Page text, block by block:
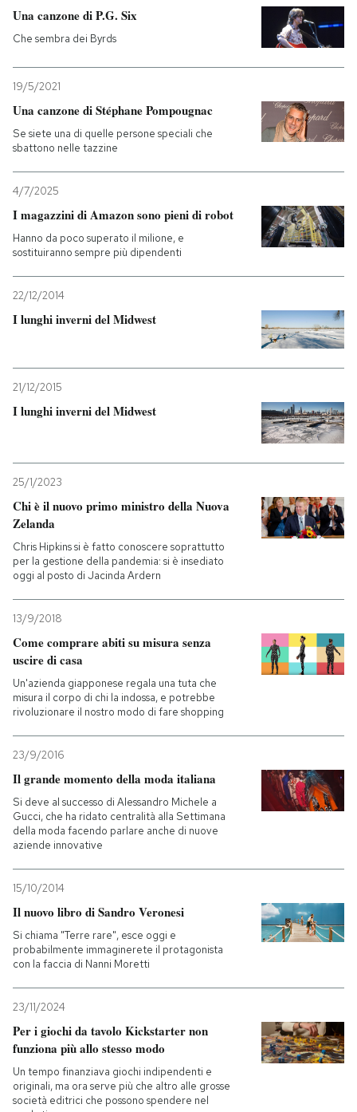
Una canzone di P.G. Six
Che sembra dei Byrds
19/5/2021
Una canzone di Stéphane Pompougnac
Se siete una di quelle persone speciali che
sbattono nelle tazzine
4/7/2025
I magazzini di Amazon sono pieni di robot
Hanno da poco superato il milione, e
sostituiranno sempre più dipendenti
22/12/2014
I lunghi inverni del Midwest
21/12/2015
I lunghi inverni del Midwest
25/1/2023
Chi è il nuovo primo ministro della Nuova
Zelanda
Chris Hipkins si è fatto conoscere soprattutto
per la gestione della pandemia: si è insediato
oggi al posto di Jacinda Ardern
13/9/2018
Come comprare abiti su misura senza
uscire di casa
Un'azienda giapponese regala una tuta che
misura il corpo di chi la indossa, e potrebbe
rivoluzionare il nostro modo di fare shopping
23/9/2016
Il grande momento della moda italiana
Si deve al successo di Alessandro Michele a
Gucci, che ha ridato centralità alla Settimana
della moda facendo parlare anche di nuove
aziende innovative
15/10/2014
Il nuovo libro di Sandro Veronesi
Si chiama "Terre rare", esce oggi e
probabilmente immaginerete il protagonista
con la faccia di Nanni Moretti
23/11/2024
Per i giochi da tavolo Kickstarter non
funziona più allo stesso modo
Un tempo finanziava giochi indipendenti e
originali, ma ora serve più che altro alle grosse
società editrici che possono spendere nel